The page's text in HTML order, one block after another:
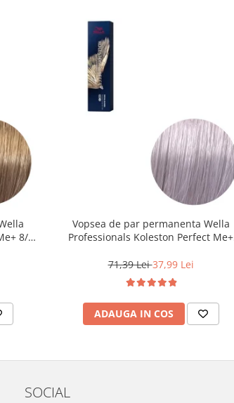
8/0 ,
Vopsea de par permanenta Wella
Professionals Koleston Perfect Me+
60 ml
71,39 Lei37,99 Lei
ADAUGA IN COS
SOCIAL